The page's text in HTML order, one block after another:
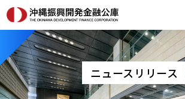
ニュースリリース